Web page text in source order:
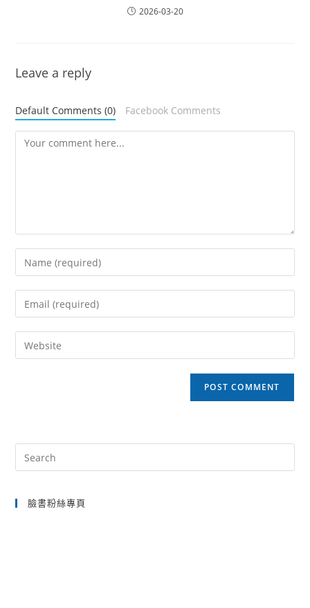
2026-03-20
Leave a reply
Default Comments (0) Facebook Comments
Comment
Enter
your
name
comment
Enter
your
email
address
Enter
your
臉書粉絲專頁